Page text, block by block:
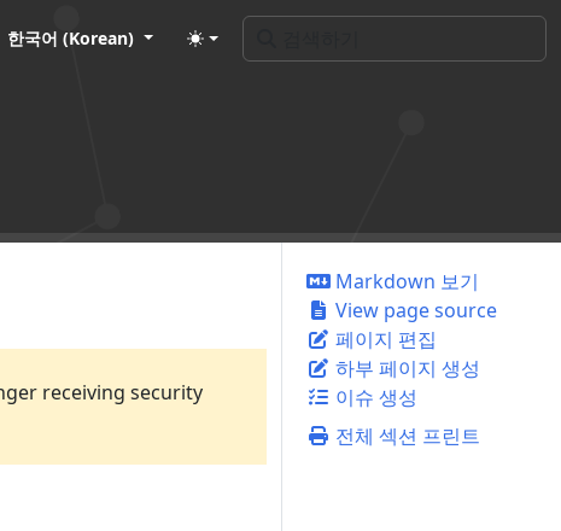
한국어 (Korean)
Markdown 보기
View page source
페이지 편집
하부 페이지 생성
이슈 생성
전체 섹션 프린트
receiving security